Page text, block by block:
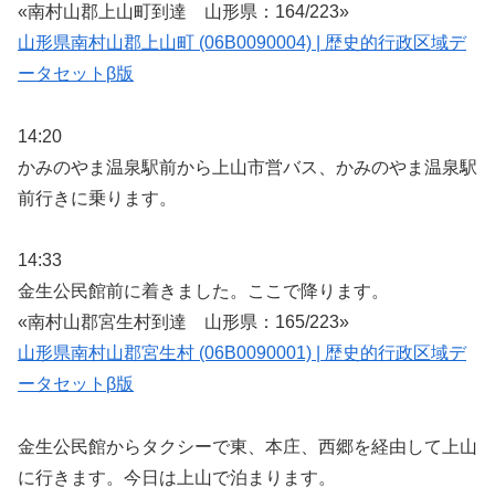
«南村山郡上山町到達 山形県：164/223»
山形県南村山郡上山町 (06B0090004) | 歴史的行政区域デ
ータセットβ版
14:20
かみのやま温泉駅前から上山市営バス、かみのやま温泉駅
前行きに乗ります。
14:33
金生公民館前に着きました。ここで降ります。
«南村山郡宮生村到達 山形県：165/223»
山形県南村山郡宮生村 (06B0090001) | 歴史的行政区域デ
ータセットβ版
金生公民館からタクシーで東、本庄、西郷を経由して上山
に行きます。今日は上山で泊まります。